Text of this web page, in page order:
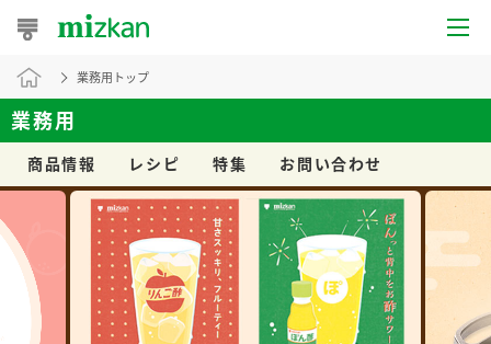
おうちレシピ
おすすめレシピ
レシピ特集
レシピカテゴリ一覧
商品からレシピを探す
業務用トップ
業務用
商品情報 レシピ 特集 お問い合わせ